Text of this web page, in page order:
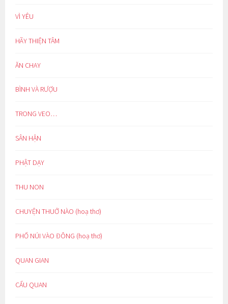
VÌ YÊU
HÃY THIỆN TÂM
ĂN CHAY
BÌNH VÀ RƯỢU
TRONG VEO…
SÂN HẬN
PHẬT DẠY
THU NON
CHUYỆN THUỞ NÀO (hoạ thơ)
PHỐ NÚI VÀO ĐÔNG (hoạ thơ)
QUAN GIAN
CẨU QUAN